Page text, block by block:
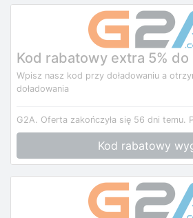
Kod rabatowy extra 5% do
Wpisz nasz kod przy doładowaniu a
doładowania
G2A. Oferta zakończyła się 56 dni temu.
Kod rabatowy